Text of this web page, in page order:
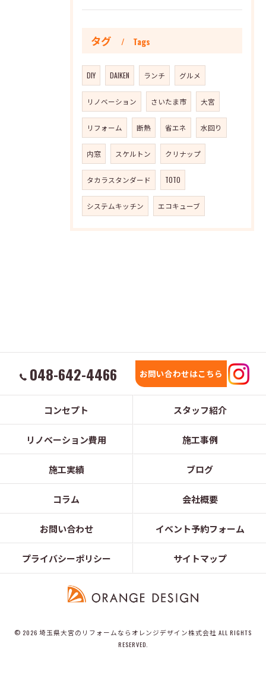
タグ Tags
DIY DAIKEN ランチ グルメ
リノベーション さいたま市 大宮
リフォーム 断熱 省エネ 水回り
内窓 スケルトン クリナップ
タカラスタンダード TOTO
システムキッチン エコキューブ
048-642-4466 お問い合わせはこちら
コンセプト スタッフ紹介
リノベーション費用 施工事例
施工実績 ブログ
コラム 会社概要
お問い合わせ イベント予約フォーム
プライバシーポリシー サイトマップ
© 2026 埼玉県大宮のリフォームならオレンジデザイン株式会社 ALL RIGHTS
RESERVED.